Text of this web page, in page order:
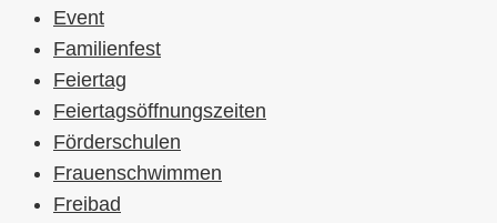
Event
Familienfest
Feiertag
Feiertagsöffnungszeiten
Förderschulen
Frauenschwimmen
Freibad